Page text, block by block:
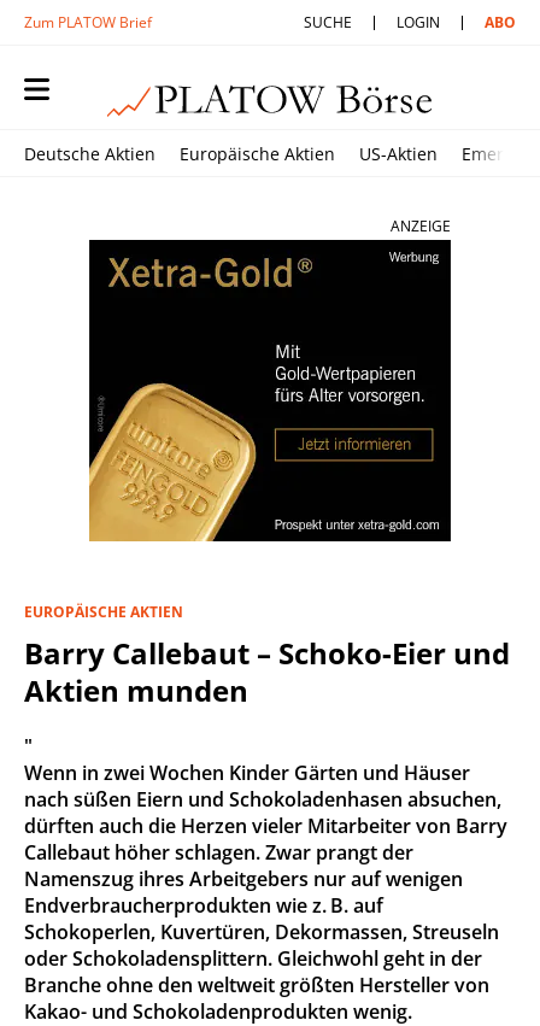
Zum PLATOW Brief SUCHE LOGIN ABO
Deutsche Aktien Europäische Aktien US-Aktien
ANZEIGE
EUROPÄISCHE AKTIEN
Barry Callebaut – Schoko-Eier und
Aktien munden
"
Wenn in zwei Wochen Kinder Gärten und Häuser
nach süßen Eiern und Schokoladenhasen absuchen,
dürften auch die Herzen vieler Mitarbeiter von Barry
Callebaut höher schlagen. Zwar prangt der
Namenszug ihres Arbeitgebers nur auf wenigen
Endverbraucherprodukten wie z. B. auf
Schokoperlen, Kuvertüren, Dekormassen, Streuseln
oder Schokoladensplittern. Gleichwohl geht in der
Branche ohne den weltweit größten Hersteller von
Kakao- und Schokoladenprodukten wenig.